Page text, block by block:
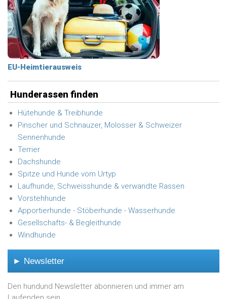
EU-Heimtierausweis
Hunderassen finden
Hütehunde & Treibhunde
Pinscher und Schnauzer, Molosser & Schweizer
Sennenhunde
Terrier
Dachshunde
Spitze und Hunde vom Urtyp
Laufhunde, Schweisshunde & verwandte Rassen
Vorstehhunde
Apportierhunde - Stöberhunde - Wasserhunde
Gesellschafts- & Begleithunde
Windhunde
► Newsletter
Den hundund Newsletter abonnieren und immer am